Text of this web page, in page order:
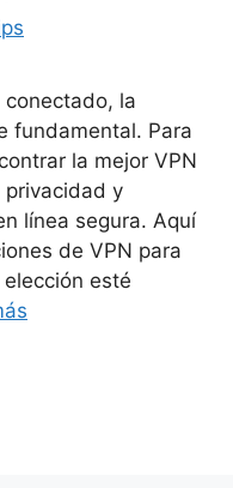
conectado, la
fundamental. Para
la mejor VPN
privacidad y
línea segura. Aquí
de VPN para
esté